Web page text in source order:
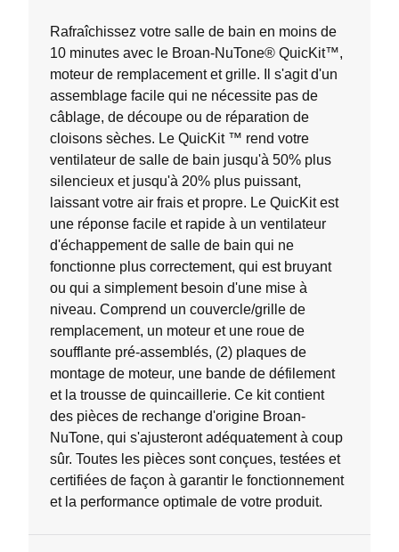
5.
évaluations
Rafraîchissez votre salle de bain en moins de
10 minutes avec le Broan-NuTone® QuicKit™,
moteur de remplacement et grille. Il s'agit d'un
assemblage facile qui ne nécessite pas de
câblage, de découpe ou de réparation de
cloisons sèches. Le QuicKit ™ rend votre
ventilateur de salle de bain jusqu'à 50% plus
silencieux et jusqu'à 20% plus puissant,
laissant votre air frais et propre. Le QuicKit est
une réponse facile et rapide à un ventilateur
d'échappement de salle de bain qui ne
fonctionne plus correctement, qui est bruyant
ou qui a simplement besoin d'une mise à
niveau. Comprend un couvercle/grille de
remplacement, un moteur et une roue de
soufflante pré-assemblés, (2) plaques de
montage de moteur, une bande de défilement
et la trousse de quincaillerie. Ce kit contient
des pièces de rechange d'origine Broan-
NuTone, qui s'ajusteront adéquatement à coup
sûr. Toutes les pièces sont conçues, testées et
certifiées de façon à garantir le fonctionnement
et la performance optimale de votre produit.